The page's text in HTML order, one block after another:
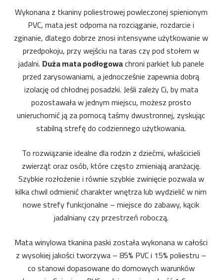
Wykonana z tkaniny poliestrowej powleczonej spienionym
PVC, mata jest odporna na rozciąganie, rozdarcie i
zginanie, dlatego dobrze znosi intensywne użytkowanie w
przedpokoju, przy wejściu na taras czy pod stołem w
jadalni. Duża mata podłogowachroni parkiet lub panele
przed zarysowaniami, a jednocześnie zapewnia dobrą
izolację od chłodnej posadzki. Jeśli zależy Ci, by mata
pozostawała w jednym miejscu, możesz prosto
unieruchomić ją za pomocą taśmy dwustronnej, zyskując
stabilną strefę do codziennego użytkowania.
To rozwiązanie idealne dla rodzin z dziećmi, właścicieli
zwierząt oraz osób, które często zmieniają aranżację.
Szybkie rozłożenie i równie szybkie zwinięcie pozwala w
kilka chwil odmienić charakter wnętrza lub wydzielić w nim
nowe strefy funkcjonalne – miejsce do zabawy, kącik
jadalniany czy przestrzeń roboczą.
Mata winylowa tkanina paski została wykonana w całości
z wysokiej jakości tworzywa – 85% PVC i 15% poliestru –
co stanowi dopasowane do domowych warunków